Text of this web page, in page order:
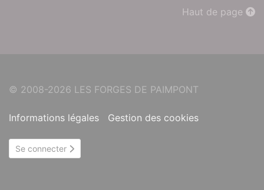
Haut de page
© 2008-2026 LES FORGES DE PAIMPONT
Informations légales Gestion des cookies
Se connecter